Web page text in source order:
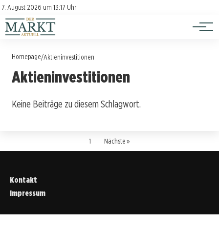
7. August 2026 um 13:17 Uhr
Kontakt
Impressum
Investition
Verbraucherschutz
Homepage/Aktieninvestitionen
Aktieninvestitionen
Keine Beiträge zu diesem Schlagwort.
1 Nächste »
Kontakt
Impressum